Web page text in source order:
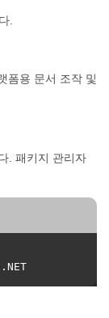
.
폼용 문서 조작 및
. 패키지 관리자